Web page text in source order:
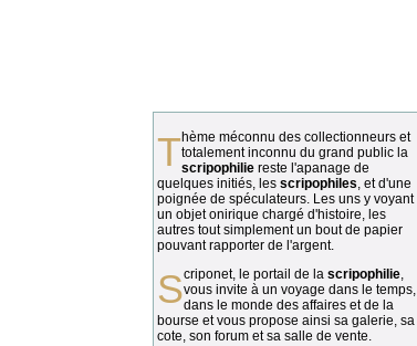
Thème méconnu des collectionneurs ettotalement inconnu du grand public la
scripophilie reste l'apanage de
quelques initiés, les scripophiles, et d'une
poignée de spéculateurs. Les uns y voyant
un objet onirique chargé d'histoire, les
autres tout simplement un bout de papier
pouvant rapporter de l'argent.
Scriponet, le portail de la scripophilie,
vous invite à un voyage dans le temps,
dans le monde des affaires et de la
bourse et vous propose ainsi sa galerie, sa
cote, son forum et sa salle de vente.